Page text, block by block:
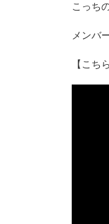
こっち
メンバ
【こち